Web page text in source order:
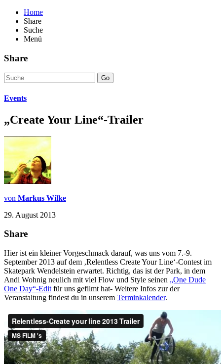
Home
Share
Suche
Menü
Share
Go
Events
„Create Your Line“-Trailer
von Markus Wilke
29. August 2013
Share
Hier ist ein kleiner Vorgeschmack darauf, was uns vom 7.-9.
September 2013 auf dem ‚Relentless Create Your Line‘-Contest im
Skatepark Wendelstein erwartet. Richtig, das ist der Park, in dem
Andi Wohnig neulich mit viel Flow und Style seinen „One Dude
One Day“-Edit für uns gefilmt hat- Weitere Infos zur der
Veranstaltung findest du in unserem Terminkalender.